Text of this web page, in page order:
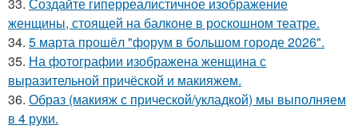
33. Создайте гиперреалистичное изображение
женщины, стоящей на балконе в роскошном театре.
34. 5 марта прошёл "форум в большом городе 2026".
35. На фотографии изображена женщина с
выразительной причёской и макияжем.
36. Образ (макияж с прической/укладкой) мы выполняем
в 4 руки.